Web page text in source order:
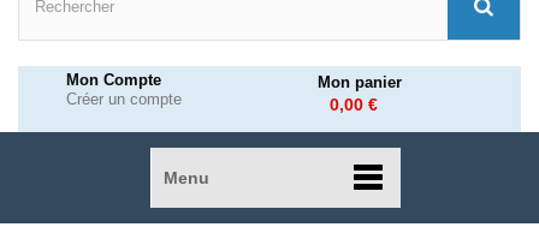
Mon Compte
Créer un compte
Mon panier
0,00 €
Menu